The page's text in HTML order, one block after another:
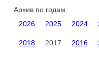
Архив по годам
2026
2025 2024
2018 2017 2016